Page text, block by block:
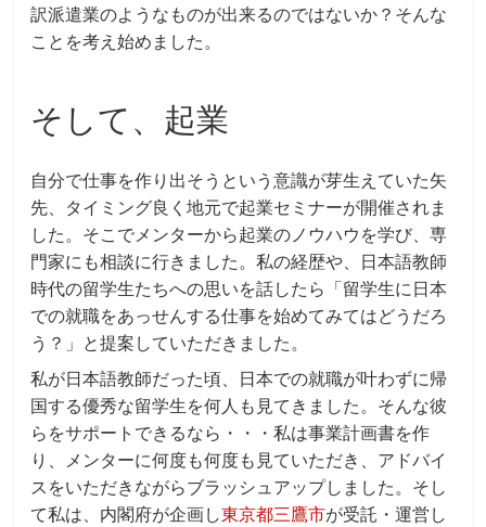
訳派遣業のようなものが出来るのではないか？そんな
ことを考え始めました。
そして、起業
自分で仕事を作り出そうという意識が芽生えていた矢
先、タイミング良く地元で起業セミナーが開催されま
した。そこでメンターから起業のノウハウを学び、専
門家にも相談に行きました。私の経歴や、日本語教師
時代の留学生たちへの思いを話したら「留学生に日本
での就職をあっせんする仕事を始めてみてはどうだろ
う？」と提案していただきました。
私が日本語教師だった頃、日本での就職が叶わずに帰
国する優秀な留学生を何人も見てきました。そんな彼
らをサポートできるなら・・・私は事業計画書を作
り、メンターに何度も何度も見ていただき、アドバイ
スをいただきながらブラッシュアップしました。そし
て私は、内閣府が企画し東京都三鷹市が受託・運営し